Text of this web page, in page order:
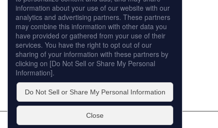
オンラインストア
取り扱い店舗
サイトマップ
プライバシーポリシー
個人情報の取扱いについて
このサイトの利用について
販売店への取り組み